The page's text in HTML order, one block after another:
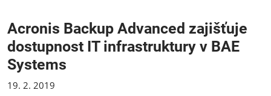
Acronis Backup Advanced zajišťuje
dostupnost IT infrastruktury v BAE
Systems
19. 2. 2019